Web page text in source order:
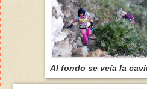
Al fondo se veía la